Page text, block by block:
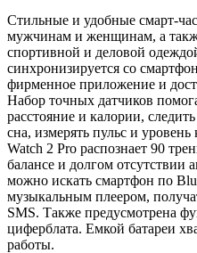
Стильные и удобные смарт-
мужчинам и женщинам, а
спортивной и деловой
синхронизируется со
фирменное приложение и
Набор точных датчиков
расстояние и калории,
сна, измерять пульс и
Watch 2 Pro распознает 90
балансе и долгом
можно искать смартфон по
музыкальным плеером,
SMS. Также предусмотрена
циферблата. Емкой батареи
работы.